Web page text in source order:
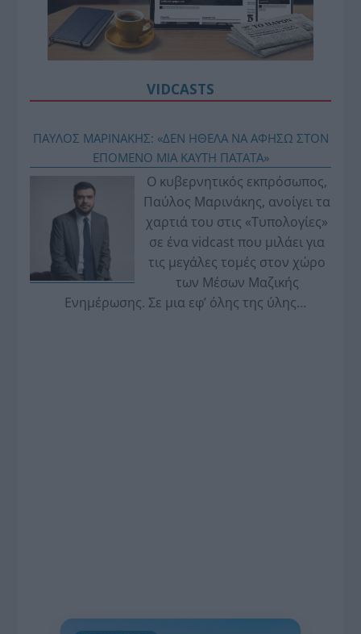
VIDCASTS
ΠΑΥΛΟΣ ΜΑΡΙΝΑΚΗΣ: «ΔΕΝ ΗΘΕΛΑ ΝΑ ΑΦΗΣΩ ΣΤΟΝ
ΕΠΟΜΕΝΟ ΜΙΑ ΚΑΥΤΗ ΠΑΤΑΤΑ»
Ο κυβερνητικός εκπρόσωπος,
Παύλος Μαρινάκης, ανοίγει τα
χαρτιά του στις «Τυπολογίες»
σε ένα vidcast που μιλάει για
τις μεγάλες τομές στον χώρο
των Μέσων Μαζικής
Ενημέρωσης. Σε μια εφ’ όλης της ύλης